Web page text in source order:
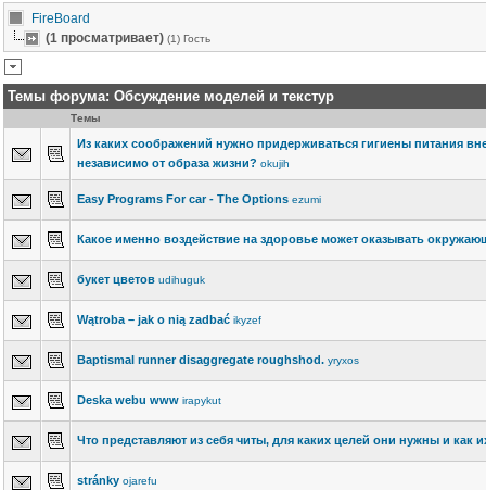
FireBoard
(1 просматривает) (1) Гость
Темы форума: Обсуждение моделей и текстур
Темы
Из каких соображений нужно придерживаться гигиены питания
независимо от образа жизни? okujih
Easy Programs For car - The Options ezumi
Какое именно воздействие на здоровье может оказывать
букет цветов udihuguk
Wątroba – jak o nią zadbać ikyzef
Baptismal runner disaggregate roughshod. yryxos
Deska webu www irapykut
Что представляют из себя читы, для каких целей они нужны и как
stránky ojarefu